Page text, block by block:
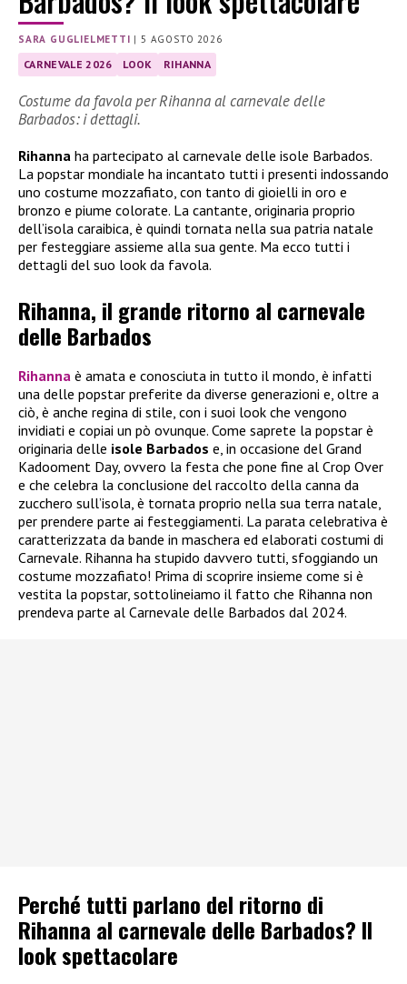
SARA GUGLIELMETTI |5 AGOSTO 2026
CARNEVALE 2026 LOOK RIHANNA
Costume da favola per Rihanna al carnevale delle
Barbados: i dettagli.
Rihanna ha partecipato al carnevale delle isole Barbados.
La popstar mondiale ha incantato tutti i presenti indossando
uno costume mozzafiato, con tanto di gioielli in oro e
bronzo e piume colorate. La cantante, originaria proprio
dell’isola caraibica, è quindi tornata nella sua patria natale
per festeggiare assieme alla sua gente. Ma ecco tutti i
dettagli del suo look da favola.
Rihanna, il grande ritorno al carnevale
delle Barbados
Rihanna è amata e conosciuta in tutto il mondo, è infatti
una delle popstar preferite da diverse generazioni e, oltre a
ciò, è anche regina di stile, con i suoi look che vengono
invidiati e copiai un pò ovunque. Come saprete la popstar è
originaria delle isole Barbados e, in occasione del Grand
Kadooment Day, ovvero la festa che pone fine al Crop Over
e che celebra la conclusione del raccolto della canna da
zucchero sull’isola, è tornata proprio nella sua terra natale,
per prendere parte ai festeggiamenti. La parata celebrativa è
caratterizzata da bande in maschera ed elaborati costumi di
Carnevale. Rihanna ha stupido davvero tutti, sfoggiando un
costume mozzafiato! Prima di scoprire insieme come si è
vestita la popstar, sottolineiamo il fatto che Rihanna non
prendeva parte al Carnevale delle Barbados dal 2024.
Perché tutti parlano del ritorno di
Rihanna al carnevale delle Barbados? Il
look spettacolare